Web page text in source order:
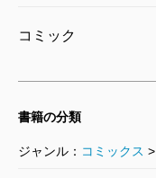
コミック
書籍の分類
ジャンル： コミックス >